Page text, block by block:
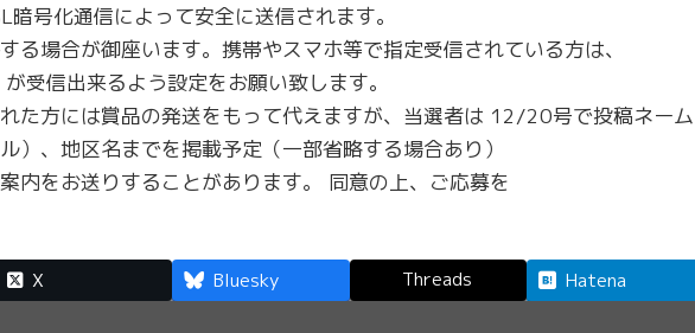
号化通信によって安全に送信されます。
る場合が御座います。携帯やスマホ等で指定受信されている方は、
受信出来るよう設定をお願い致します。
た方には賞品の発送をもって代えますが、当選者は 12/20号で投稿ネーム
）、地区名までを掲載予定（一部省略する場合あり）
内をお送りすることがあります。 同意の上、ご応募を
X Bluesky Threads Hatena